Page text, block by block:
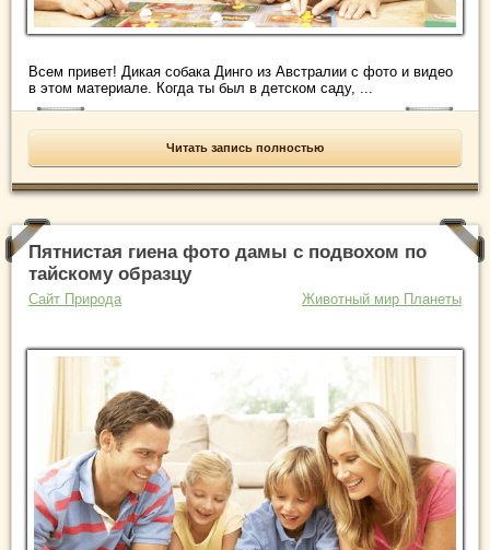
Всем привет! Дикая собака Динго из Австралии с фото и видео
в этом материале. Когда ты был в детском саду, ...
Читать запись полностью
Пятнистая гиена фото дамы с подвохом по
тайскому образцу
Сайт Природа Животный мир Планеты